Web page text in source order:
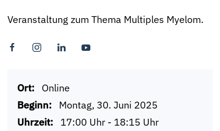
Veranstaltung zum Thema Multiples Myelom.
Ort: Online
Beginn: Montag, 30. Juni 2025
Uhrzeit: 17:00 Uhr - 18:15 Uhr